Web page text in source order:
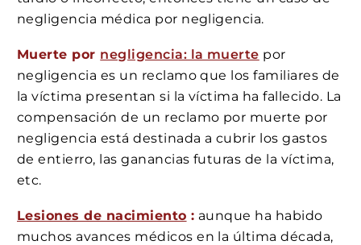
negligencia médica por negligencia.
Muerte por negligencia: la muerte por
negligencia es un reclamo que los familiares de
la víctima presentan si la víctima ha fallecido. La
compensación de un reclamo por muerte por
negligencia está destinada a cubrir los gastos
de entierro, las ganancias futuras de la víctima,
etc.
Lesiones de nacimiento : aunque ha habido
muchos avances médicos en la última década,